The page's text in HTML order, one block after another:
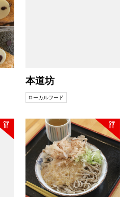
本道坊
ローカルフード